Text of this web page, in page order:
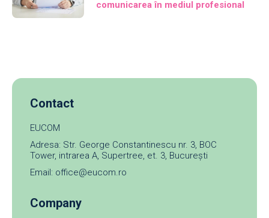
comunicarea în mediul profesional
Contact
EUCOM
Adresa: Str. George Constantinescu nr. 3, BOC
Tower, intrarea A, Supertree, et. 3, București
Email: office@eucom.ro
Company